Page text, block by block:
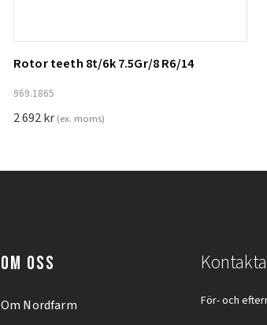
Lägg till i varukorg
Rotor teeth 8t/6k 7.5Gr/8 R6/14
969.1865
2 692kr (ex. moms)
OM OSS
Om Nordfarm